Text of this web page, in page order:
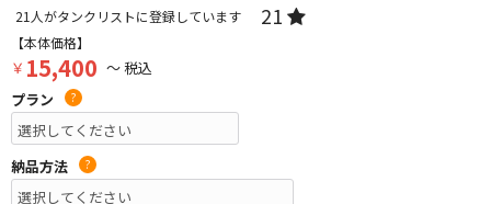
21 人がタンクリストに登録しています 21
【本体価格】
￥ 15,400 ～ 税込
プラン
?
納品方法 ?